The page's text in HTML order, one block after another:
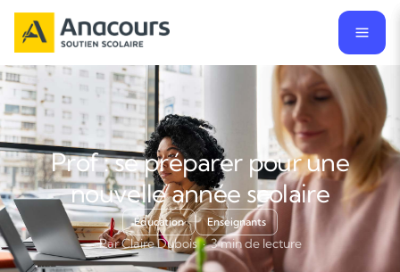
Prof : se préparer pour une
nouvelle année scolaire
Éducation Enseignants
Par Claire Dubois · 3 min de lecture